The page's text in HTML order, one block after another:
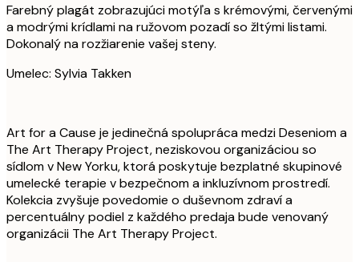
Farebný plagát zobrazujúci motýľa s krémovými, červenými
a modrými krídlami na ružovom pozadí so žltými listami.
Dokonalý na rozžiarenie vašej steny.
Umelec: Sylvia Takken
Art for a Cause je jedinečná spolupráca medzi Deseniom a
The Art Therapy Project, neziskovou organizáciou so
sídlom v New Yorku, ktorá poskytuje bezplatné skupinové
umelecké terapie v bezpečnom a inkluzívnom prostredí.
Kolekcia zvyšuje povedomie o duševnom zdraví a
percentuálny podiel z každého predaja bude venovaný
organizácii The Art Therapy Project.